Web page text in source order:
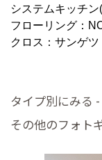
システムキッチ
フローリング：
クロス：サンゲツ
タイプ別にみる
その他のフォト